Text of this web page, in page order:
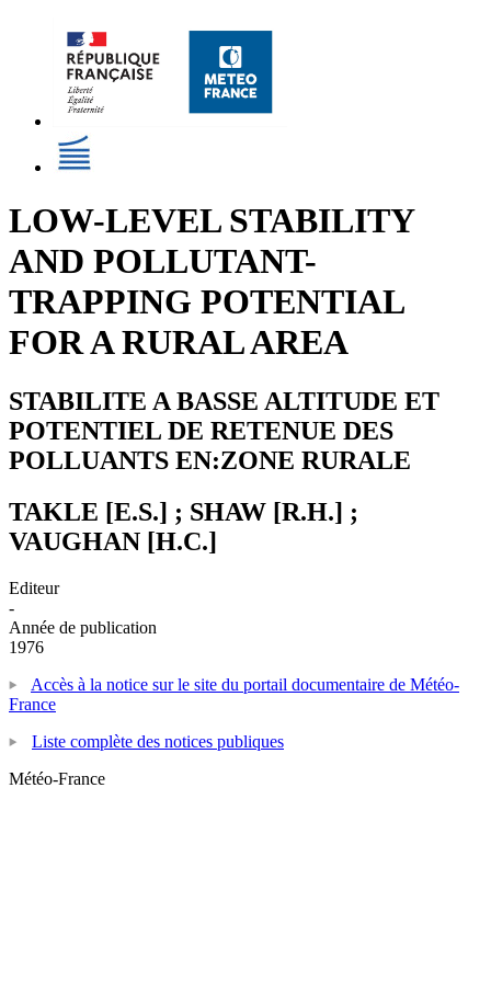
LOW-LEVEL STABILITY
AND POLLUTANT-
TRAPPING POTENTIAL
FOR A RURAL AREA
STABILITE A BASSE ALTITUDE ET
POTENTIEL DE RETENUE DES
POLLUANTS EN:ZONE RURALE
TAKLE [E.S.] ; SHAW [R.H.] ;
VAUGHAN [H.C.]
Editeur
-
Année de publication
1976
Accès à la notice sur le site du portail documentaire de Météo-
France
Liste complète des notices publiques
Météo-France